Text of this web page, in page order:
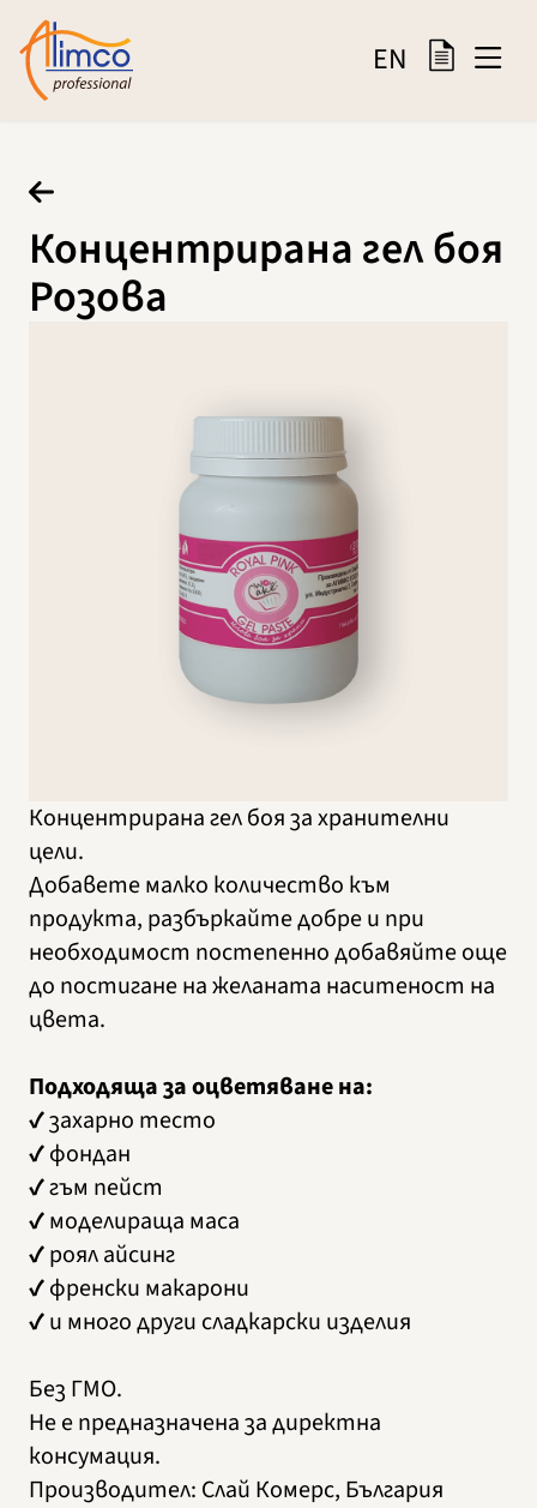
EN
Концентрирана гел боя
Розова
Концентрирана гел боя за хранителни
цели.
Добавете малко количество към
продукта, разбъркайте добре и при
необходимост постепенно добавяйте още
до постигане на желаната наситеност на
цвета.
Подходяща за оцветяване на:
✔ захарно тесто
✔ фондан
✔ гъм пейст
✔ моделираща маса
✔ роял айсинг
✔ френски макарони
✔ и много други сладкарски изделия
Без ГМО.
Не е предназначена за директна
консумация.
Производител: Слай Комерс, България